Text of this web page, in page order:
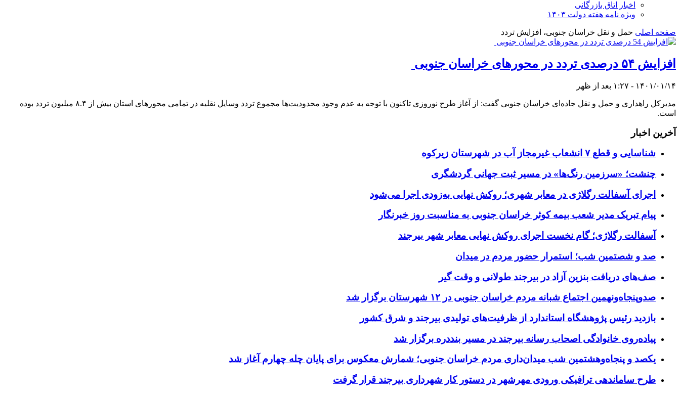
اخبار اتاق بازرگانی
ویژه نامه هفته دولت ۱۴۰۳
صفحه اصلی حمل و نقل خراسان جنوبی، افزایش تردد
افزایش ۵۴ درصدی تردد در محورهای خراسان جنوبی
۱۴۰۱/۰۱/۱۴ - ۱:۲۷ بعد از ظهر
مدیرکل راهداری و حمل و نقل جاده‌ای خراسان جنوبی گفت: از آغاز طرح نوروزی تاکنون با توجه به عدم وجود محدودیت‌ها مجموع تردد وسایل نقلیه در تمامی محورهای استان بیش از ۸.۴ میلیون تردد بوده
است.
آخرین اخبار
شناسایی و قطع ۷ انشعاب غیرمجاز آب در شهرستان زیرکوه
چنشت؛ «سرزمین رنگ‌ها» در مسیر ثبت جهانی گردشگری
اجرای آسفالت رگلاژی در معابر شهری؛ روکش نهایی به‌زودی اجرا می‌شود
پیام تبریک مدیر شعب بیمه کوثر خراسان جنوبی به مناسبت روز خبرنگار
آسفالت رگلاژی؛ گام نخست اجرای روکش نهایی معابر شهر بیرجند
صد و شصتمین شب؛ استمرار حضور مردم در میدان
صف‌های دریافت بنزین آزاد در بیرجند طولانی و وقت گیر
صدوپنجاه‌ونهمین اجتماع شبانه مردم خراسان جنوبی در ۱۲ شهرستان برگزار شد
بازدید رئیس پژوهشگاه استاندارد از ظرفیت‌های تولیدی بیرجند و شرق کشور
پیاده‌روی خانوادگی اصحاب رسانه بیرجند در مسیر بنددره برگزار شد
یکصد و پنجاه‌وهشتمین شب میدان‌داری مردم خراسان جنوبی؛ شمارش معکوس برای پایان چله چهارم آغاز شد
طرح ساماندهی ترافیکی ورودی مهرشهر در دستور کار شهرداری بیرجند قرار گرفت